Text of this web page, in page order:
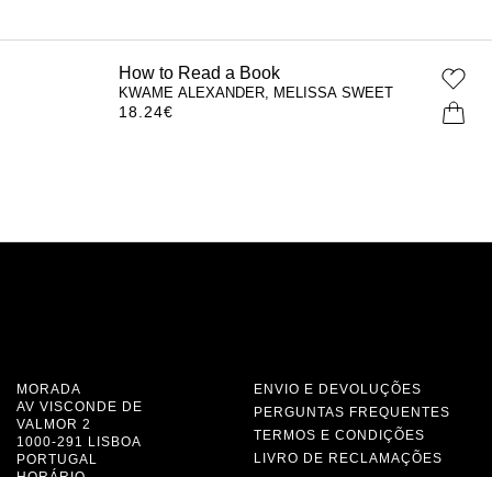
How to Read a Book
KWAME ALEXANDER, MELISSA SWEET
18.24€
MORADA
AV VISCONDE DE
VALMOR 2
1000-291 LISBOA
PORTUGAL
ENVIO E DEVOLUÇÕES
PERGUNTAS FREQUENTES
TERMOS E CONDIÇÕES
LIVRO DE RECLAMAÇÕES